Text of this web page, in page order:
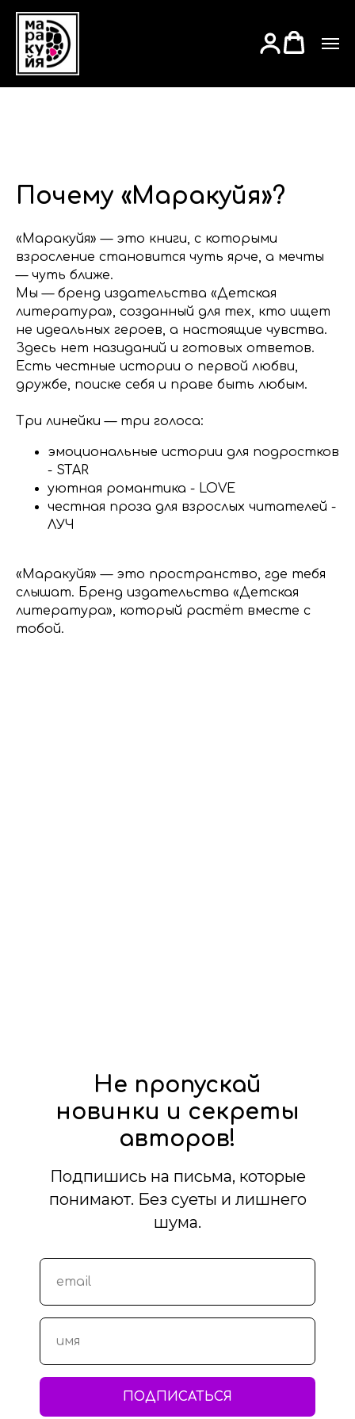
Почему «Маракуйя»?
«Маракуйя» — это книги, с которыми
взросление становится чуть ярче, а мечты
— чуть ближе.
Мы — бренд издательства «Детская
литература», созданный для тех, кто ищет
не идеальных героев, а настоящие чувства.
Здесь нет назиданий и готовых ответов.
Есть честные истории о первой любви,
дружбе, поиске себя и праве быть любым.
Три линейки — три голоса:
эмоциональные истории для подростков
- STAR
уютная романтика - LOVE
честная проза для взрослых читателей -
ЛУЧ
«Маракуйя» — это пространство, где тебя
слышат. Бренд издательства «Детская
литература», который растёт вместе с
тобой.
Не пропускай
новинки и секреты
авторов!
Подпишись на письма, которые
понимают. Без суеты и лишнего
шума.
ПОДПИСАТЬСЯ